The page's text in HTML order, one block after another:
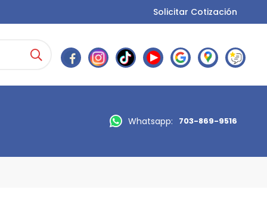
Solicitar Cotización
Whatsapp: 703-869-9516